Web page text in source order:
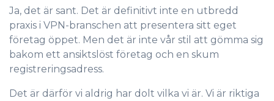
Ja, det är sant. Det är definitivt inte en utbredd
praxis i VPN-branschen att presentera sitt eget
företag öppet. Men det är inte vår stil att gömma sig
bakom ett ansiktslöst företag och en skum
registreringsadress.
Det är därför vi aldrig har dolt vilka vi är. Vi är riktiga